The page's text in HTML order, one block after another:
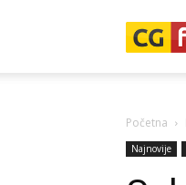
Početna
Najnovije